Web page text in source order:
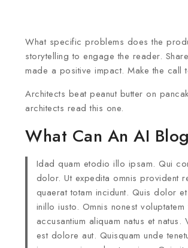
What specific problems does the
storytelling to engage the reader.
made a positive impact. Make the
Architects beat peanut butter on
architects read this one.
What Can An AI
Idad quam etodio illo ipsam. Qui
dolor. Ut expedita omnis provident
quaerat totam incidunt. Quis dolor
inillo iusto. Omnis nonest
accusantium aliquam natus et
est dolore aut. Quisquam unde